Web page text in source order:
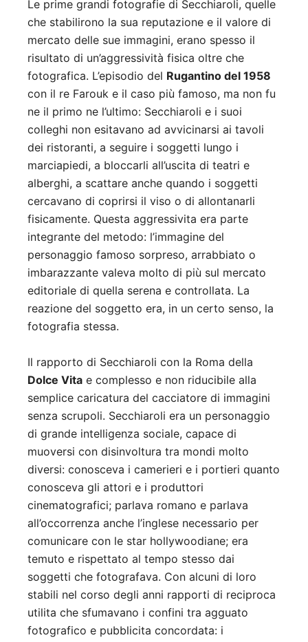
Le prime grandi fotografie di Secchiaroli, quelle
che stabilirono la sua reputazione e il valore di
mercato delle sue immagini, erano spesso il
risultato di un’aggressività fisica oltre che
fotografica. L’episodio del Rugantino del 1958
con il re Farouk e il caso più famoso, ma non fu
ne il primo ne l’ultimo: Secchiaroli e i suoi
colleghi non esitavano ad avvicinarsi ai tavoli
dei ristoranti, a seguire i soggetti lungo i
marciapiedi, a bloccarli all’uscita di teatri e
alberghi, a scattare anche quando i soggetti
cercavano di coprirsi il viso o di allontanarli
fisicamente. Questa aggressivita era parte
integrante del metodo: l’immagine del
personaggio famoso sorpreso, arrabbiato o
imbarazzante valeva molto di più sul mercato
editoriale di quella serena e controllata. La
reazione del soggetto era, in un certo senso, la
fotografia stessa.
Il rapporto di Secchiaroli con la Roma della
Dolce Vita e complesso e non riducibile alla
semplice caricatura del cacciatore di immagini
senza scrupoli. Secchiaroli era un personaggio
di grande intelligenza sociale, capace di
muoversi con disinvoltura tra mondi molto
diversi: conosceva i camerieri e i portieri quanto
conosceva gli attori e i produttori
cinematografici; parlava romano e parlava
all’occorrenza anche l’inglese necessario per
comunicare con le star hollywoodiane; era
temuto e rispettato al tempo stesso dai
soggetti che fotografava. Con alcuni di loro
stabili nel corso degli anni rapporti di reciproca
utilita che sfumavano i confini tra agguato
fotografico e pubblicita concordata: i